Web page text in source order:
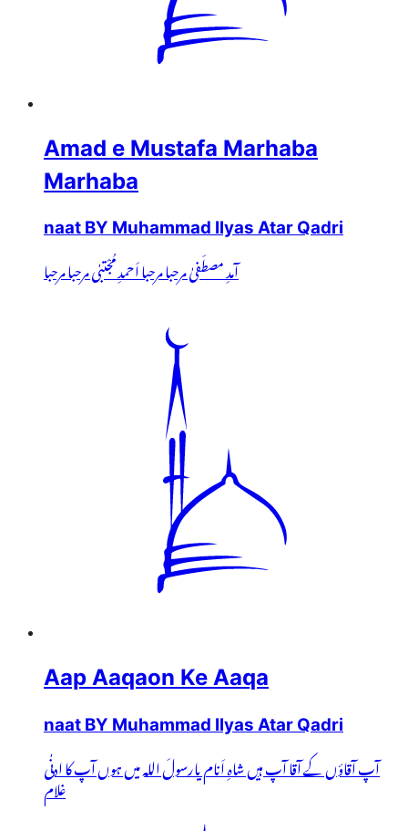
Amad e Mustafa Marhaba
Marhaba
naat BY Muhammad Ilyas Atar Qadri
آمدِ مصطَفیٰ مرحبا مرحبا اَحمدِ مُجْتبٰی مرحبا مرحبا
Aap Aaqaon Ke Aaqa
naat BY Muhammad Ilyas Atar Qadri
آپ آقاؤں کے آقا آپ ہیں شاہِ اَنام یارسولَ اللہ میں ہوں آپ کا ادنٰی
غلام